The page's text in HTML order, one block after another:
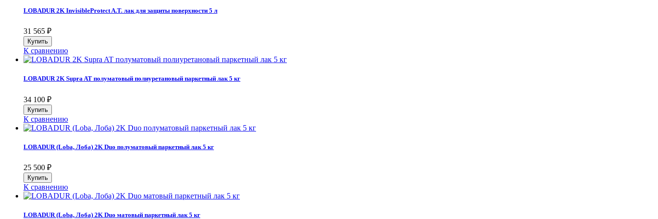
LOBADUR 2K InvisibleProtect A.T. лак для защиты поверхности 5 л
31 565 ₽
К сравнению
LOBADUR 2K Supra AT полуматовый полиуретановый паркетный лак 5 кг
34 100 ₽
К сравнению
LOBADUR (Loba, Лоба) 2K Duo полуматовый паркетный лак 5 кг
25 500 ₽
К сравнению
LOBADUR (Loba, Лоба) 2K Duo матовый паркетный лак 5 кг